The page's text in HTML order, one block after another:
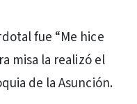
fue “Me hice
misa la realizó el
de la Asunción.